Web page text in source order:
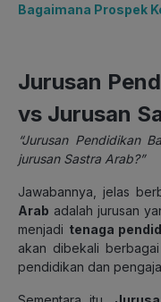
Bagaimana Prospek
Jurusan
vs Jurusan
“Jurusan Pendidikan
jurusan Sastra Arab?”
Jawabannya, jelas
Arab adalah jurusan
menjadi tenaga
akan dibekali
pendidikan dan